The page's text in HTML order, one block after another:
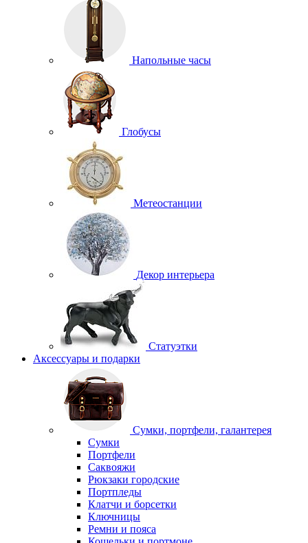
Напольные часы
Глобусы
Метеостанции
Декор интерьера
Статуэтки
Аксессуары и подарки
Сумки, портфели, галантерея
Сумки
Портфели
Саквояжи
Рюкзаки городские
Портпледы
Клатчи и борсетки
Ключницы
Ремни и пояса